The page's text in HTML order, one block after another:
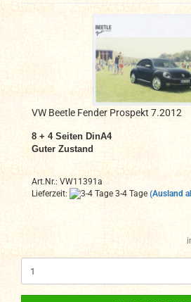
VW Beetle Fender Prospekt 7.2012
8 + 4 Seiten DinA4
Guter Zustand
Art.Nr.: VW11391a
Lieferzeit:
3-4 Tage (Ausland